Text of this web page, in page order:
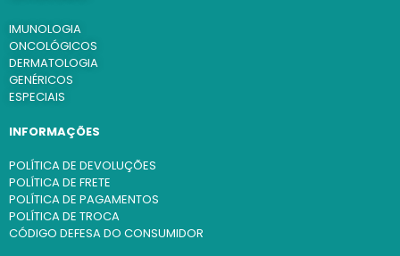
IMUNOLOGIA
ONCOLÓGICOS
DERMATOLOGIA
GENÉRICOS
ESPECIAIS
INFORMAÇÕES
POLÍTICA DE DEVOLUÇÕES
POLÍTICA DE FRETE
POLÍTICA DE PAGAMENTOS
POLÍTICA DE TROCA
CÓDIGO DEFESA DO CONSUMIDOR